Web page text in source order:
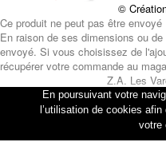
En poursuivant votre
l’utilisation de cookies
votre
©
Ce produit ne peut pas être envoyé
En raison de ses dimensions ou
envoyé. Si vous choisissez de
récupérer votre commande au
Z.A. Les
rue des
76330
Ajouter au panier